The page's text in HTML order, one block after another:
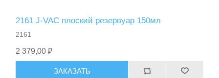
2161 J-VAC плоский резервуар 150мл
2161
2 379,00 ₽
ЗАКАЗАТЬ